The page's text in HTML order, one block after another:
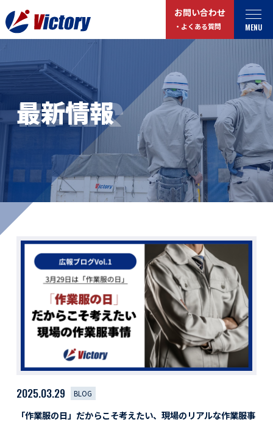
MENU
お問い合わせ
・よくある質問
トップ
事業紹介
総合解体 / 解体事業
産業廃棄物収集/ 運搬
企業概要
私たちについて
サステナビリティ
活動レポート
最新情報
お役立ちコラム
プライバシーポリシー
お問い合わせ
よくある質問
採用情報
社員インタビュー
育休取得者インタビュー
福利厚生
採用エントリー
最新情報
NEWS
2025.03.29 BLOG
「作業服の日」だからこそ考えたい、現場のリアルな作業服事